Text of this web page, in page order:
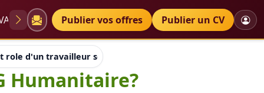
Diplômes Petites annonces
Publier vos offres Publier un CV
role d'un travailleur social dans une ONG Humanitaire?
Humanitaire?